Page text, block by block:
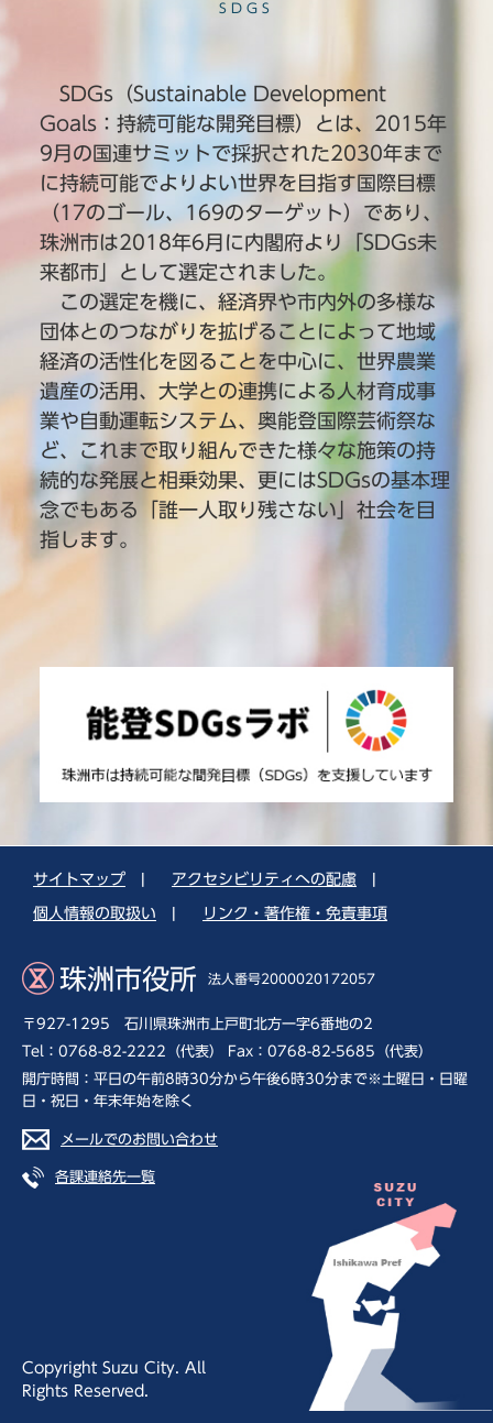
SDGS
SDGs（Sustainable Development
Goals：持続可能な開発目標）とは、2015年
9月の国連サミットで採択された2030年まで
に持続可能でよりよい世界を目指す国際目標
（17のゴール、169のターゲット）であり、
珠洲市は2018年6月に内閣府より「SDGs未
来都市」として選定されました。
この選定を機に、経済界や市内外の多様な
団体とのつながりを拡げることによって地域
経済の活性化を図ることを中心に、世界農業
遺産の活用、大学との連携による人材育成事
業や自動運転システム、奥能登国際芸術祭な
ど、これまで取り組んできた様々な施策の持
続的な発展と相乗効果、更にはSDGsの基本理
念でもある「誰一人取り残さない」社会を目
指します。
サイトマップ アクセシビリティへの配慮
個人情報の取扱い リンク・著作権・免責事項
珠洲市役所 法人番号2000020172057
〒927-1295 石川県珠洲市上戸町北方一字6番地の2
Tel：0768-82-2222（代表） Fax：0768-82-5685（代表）
開庁時間：平日の午前8時30分から午後6時30分まで※土曜日・日曜
日・祝日・年末年始を除く
メールでのお問い合わせ
各課連絡先一覧
Copyright Suzu City. All
Rights Reserved.